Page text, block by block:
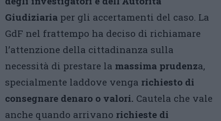
Giudiziaria per gli accertamenti del caso. La
GdF nel frattempo ha deciso di richiamare
l’attenzione della cittadinanza sulla
necessità di prestare la massima prudenza,
specialmente laddove venga richiesto di
consegnare denaro o valori. Cautela che vale
anche quando arrivano richieste di